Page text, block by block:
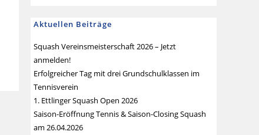
Aktuellen Beiträge
Squash Vereinsmeisterschaft 2026 – Jetzt
anmelden!
Erfolgreicher Tag mit drei Grundschulklassen im
Tennisverein
1. Ettlinger Squash Open 2026
Saison-Eröffnung Tennis & Saison-Closing Squash
am 26.04.2026